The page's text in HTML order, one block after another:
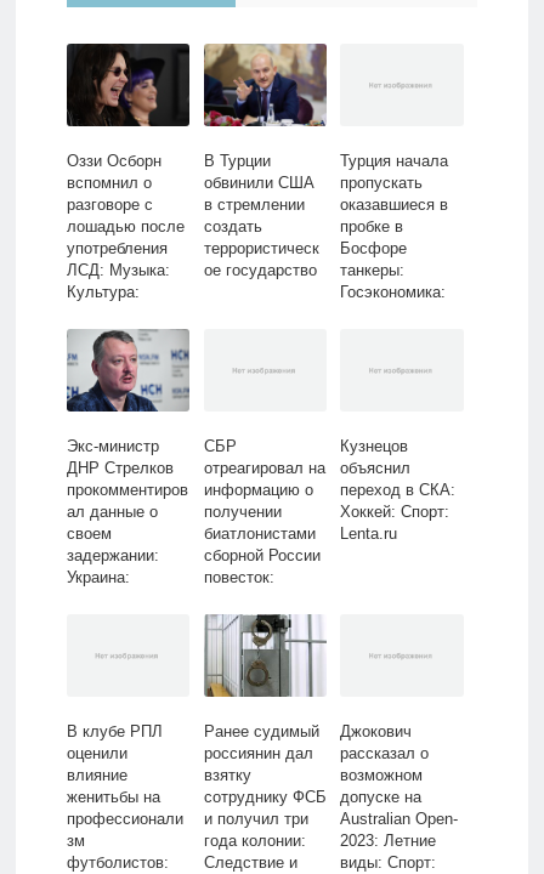
Оззи Осборн
вспомнил о
разговоре с
лошадью после
употребления
ЛСД: Музыка:
Культура:
В Турции
обвинили США
в стремлении
создать
террористическ
ое государство
Турция начала
пропускать
оказавшиеся в
пробке в
Босфоре
танкеры:
Госэкономика:
Экс-министр
ДНР Стрелков
прокомментиров
ал данные о
своем
задержании:
Украина:
СБР
отреагировал на
информацию о
получении
биатлонистами
сборной России
повесток:
Спорт: Lenta.ru
Кузнецов
объяснил
переход в СКА:
Хоккей: Спорт:
Lenta.ru
В клубе РПЛ
оценили
влияние
женитьбы на
профессионали
зм
футболистов:
Ранее судимый
россиянин дал
взятку
сотруднику ФСБ
и получил три
года колонии:
Следствие и
Джокович
рассказал о
возможном
допуске на
Australian Open-
2023: Летние
виды: Спорт: